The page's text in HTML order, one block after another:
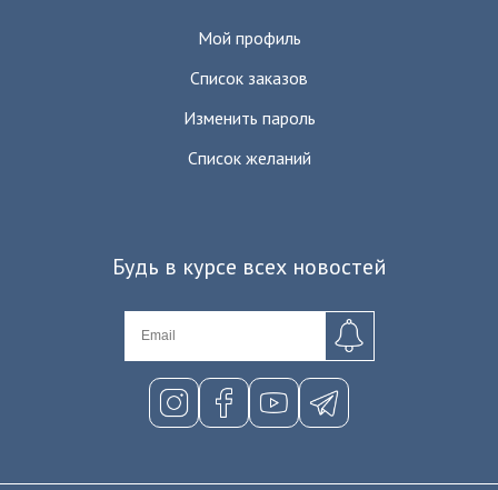
Мой профиль
Список заказов
Изменить пароль
Список желаний
Будь в курсе всех новостей